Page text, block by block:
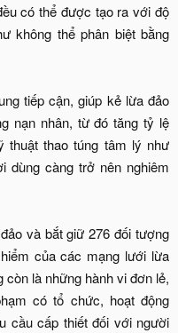
có thể được tạo ra với độ
không thể phân biệt bằng
tiếp cận, giúp kẻ lừa đảo
nạn nhân, từ đó tăng tỷ lệ
thuật thao túng tâm lý như
dùng càng trở nên nghiêm
và bắt giữ 276 đối tượng
của các mạng lưới lừa
là những hành vi đơn lẻ,
có tổ chức, hoạt động
cầu cấp thiết đối với người